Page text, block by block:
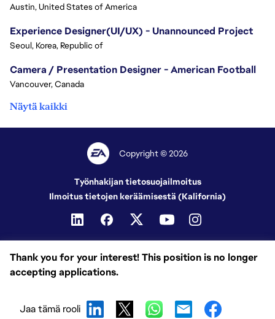
Thank you for your interest! This position is no longer
accepting applications.
Jaa tämä rooli
Austin, United States of America
Experience Designer(UI/UX) - Unannounced Project
Seoul, Korea, Republic of
Camera / Presentation Designer - American Football
Vancouver, Canada
Näytä kaikki
Copyright © 2026
Työnhakijan tietosuojailmoitus
Ilmoitus tietojen keräämisestä (Kalifornia)